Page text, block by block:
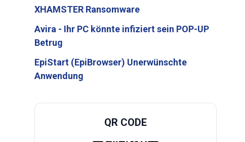
XHAMSTER Ransomware
Avira - Ihr PC könnte infiziert sein POP-UP
Betrug
EpiStart (EpiBrowser) Unerwünschte
Anwendung
QR CODE